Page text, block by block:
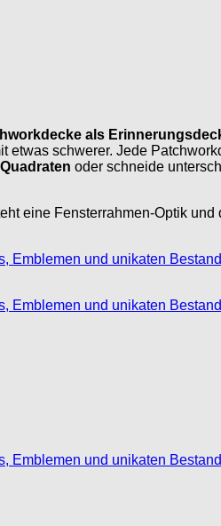
als
etwas schwerer. Jede
oder schneide
eine Fensterrahmen-Optik und